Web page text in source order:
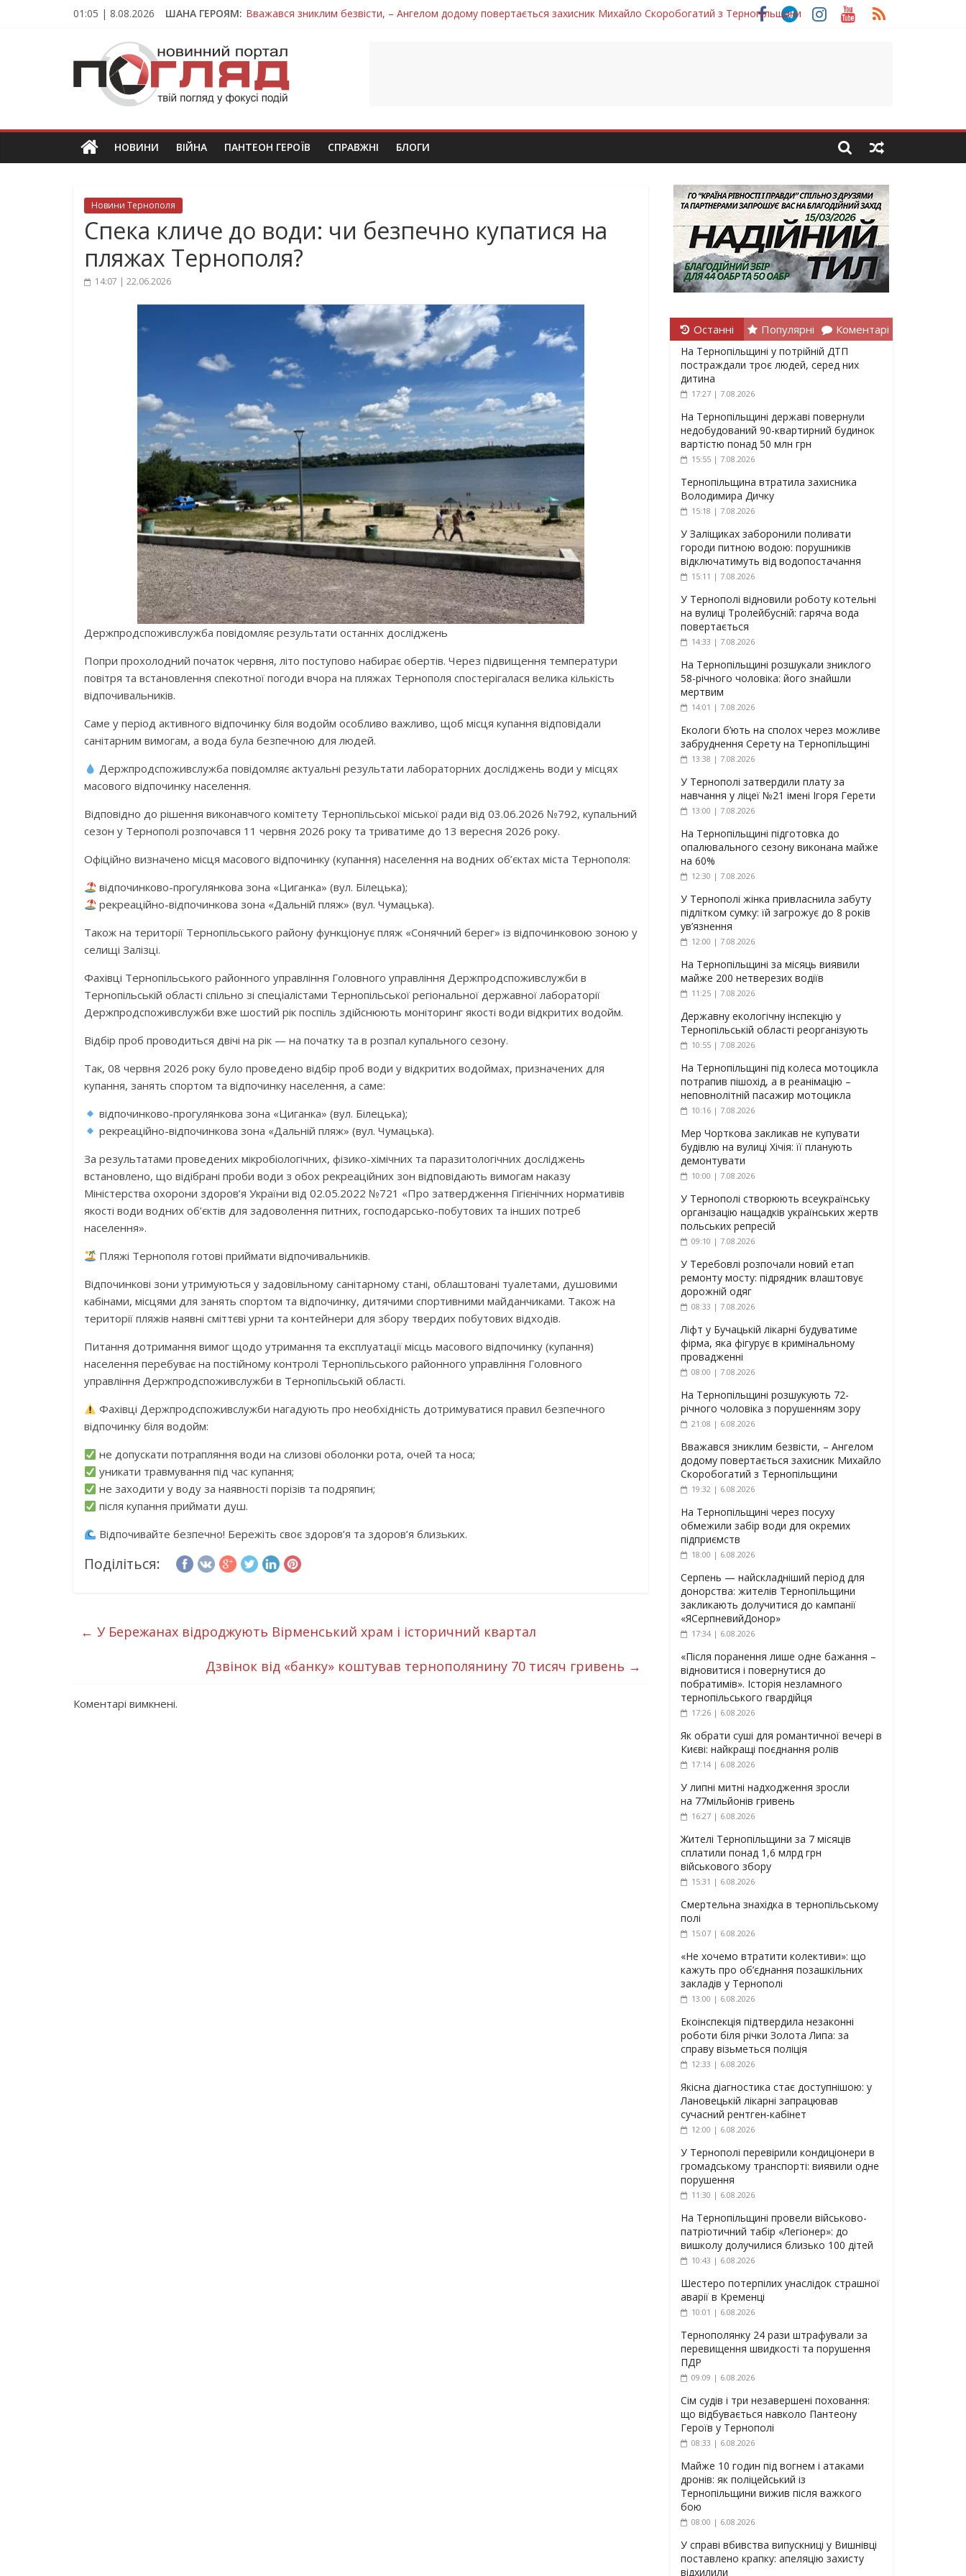
01:05 | 8.08.2026 ШАНА ГЕРОЯМ: Вважався зниклим безвісти, – Ангелом додому повертається захисник Михайло Скоробогатий з Тернопільщини
Тернопільщина втратила захисника Володимира Вельму
Захисник з Тернопільщини Петро Федів повертається до рідного дому «на щиті»
Тернопільщина втратила захисника Володимира Дичку
ПОГЛЯД
Новини
Тернополя.
новини
та
НОВИНИ ВІЙНА ПАНТЕОН ГЕРОЇВ СПРАВЖНІ БЛОГИ
Новини Тернополя
Спека кличе до води: чи безпечно купатися на
пляжах Тернополя?
14:07 | 22.06.2026
Держпродспоживслужба повідомляє результати останніх досліджень
Попри прохолодний початок червня, літо поступово набирає обертів. Через підвищення температури
повітря та встановлення спекотної погоди вчора на пляжах Тернополя спостерігалася велика кількість
відпочивальників.
Саме у період активного відпочинку біля водойм особливо важливо, щоб місця купання відповідали
санітарним вимогам, а вода була безпечною для людей.
Держпродспоживслужба повідомляє актуальні результати лабораторних досліджень води у місцях
масового відпочинку населення.
Відповідно до рішення виконавчого комітету Тернопільської міської ради від 03.06.2026 №792, купальний
сезон у Тернополі розпочався 11 червня 2026 року та триватиме до 13 вересня 2026 року.
Офіційно визначено місця масового відпочинку (купання) населення на водних об’єктах міста Тернополя:
відпочинково-прогулянкова зона «Циганка» (вул. Білецька);
рекреаційно-відпочинкова зона «Дальній пляж» (вул. Чумацька).
Також на території Тернопільського району функціонує пляж «Сонячний берег» із відпочинковою зоною у
селищі Залізці.
Фахівці Тернопільського районного управління Головного управління Держпродспоживслужби в
Тернопільській області спільно зі спеціалістами Тернопільської регіональної державної лабораторії
Держпродспоживслужби вже шостий рік поспіль здійснюють моніторинг якості води відкритих водойм.
Відбір проб проводиться двічі на рік — на початку та в розпал купального сезону.
Так, 08 червня 2026 року було проведено відбір проб води у відкритих водоймах, призначених для
купання, занять спортом та відпочинку населення, а саме:
відпочинково-прогулянкова зона «Циганка» (вул. Білецька);
рекреаційно-відпочинкова зона «Дальній пляж» (вул. Чумацька).
За результатами проведених мікробіологічних, фізико-хімічних та паразитологічних досліджень
встановлено, що відібрані проби води з обох рекреаційних зон відповідають вимогам наказу
Міністерства охорони здоров’я України від 02.05.2022 №721 «Про затвердження Гігієнічних нормативів
якості води водних об’єктів для задоволення питних, господарсько-побутових та інших потреб
населення».
Пляжі Тернополя готові приймати відпочивальників.
Відпочинкові зони утримуються у задовільному санітарному стані, облаштовані туалетами, душовими
кабінами, місцями для занять спортом та відпочинку, дитячими спортивними майданчиками. Також на
території пляжів наявні сміттєві урни та контейнери для збору твердих побутових відходів.
Питання дотримання вимог щодо утримання та експлуатації місць масового відпочинку (купання)
населення перебуває на постійному контролі Тернопільського районного управління Головного
управління Держпродспоживслужби в Тернопільській області.
Фахівці Держпродспоживслужби нагадують про необхідність дотримуватися правил безпечного
відпочинку біля водойм:
не допускати потрапляння води на слизові оболонки рота, очей та носа;
уникати травмування під час купання;
не заходити у воду за наявності порізів та подряпин;
після купання приймати душ.
Відпочивайте безпечно! Бережіть своє здоров’я та здоров’я близьких.
Поділіться:
← У Бережанах відроджують Вірменський храм і історичний квартал
Дзвінок від «банку» коштував тернополянину 70 тисяч гривень →
Коментарі вимкнені.
Останні Популярні Коментарі
На Тернопільщині у потрійній ДТП
постраждали троє людей, серед них
дитина
17:27 | 7.08.2026
На Тернопільщині державі повернули
недобудований 90-квартирний будинок
вартістю понад 50 млн грн
15:55 | 7.08.2026
Тернопільщина втратила захисника
Володимира Дичку
15:18 | 7.08.2026
У Заліщиках заборонили поливати
городи питною водою: порушників
відключатимуть від водопостачання
15:11 | 7.08.2026
У Тернополі відновили роботу котельні
на вулиці Тролейбусній: гаряча вода
повертається
14:33 | 7.08.2026
На Тернопільщині розшукали зниклого
58-річного чоловіка: його знайшли
мертвим
14:01 | 7.08.2026
Екологи б’ють на сполох через можливе
забруднення Серету на Тернопільщині
13:38 | 7.08.2026
У Тернополі затвердили плату за
навчання у ліцеї №21 імені Ігоря Герети
13:00 | 7.08.2026
На Тернопільщині підготовка до
опалювального сезону виконана майже
на 60%
12:30 | 7.08.2026
У Тернополі жінка привласнила забуту
підлітком сумку: їй загрожує до 8 років
ув’язнення
12:00 | 7.08.2026
На Тернопільщині за місяць виявили
майже 200 нетверезих водіїв
11:25 | 7.08.2026
Державну екологічну інспекцію у
Тернопільській області реорганізують
10:55 | 7.08.2026
На Тернопільщині під колеса мотоцикла
потрапив пішохід, а в реанімацію –
неповнолітній пасажир мотоцикла
10:16 | 7.08.2026
Мер Чорткова закликав не купувати
будівлю на вулиці Хічія: її планують
демонтувати
10:00 | 7.08.2026
У Тернополі створюють всеукраїнську
організацію нащадків українських жертв
польських репресій
09:10 | 7.08.2026
У Теребовлі розпочали новий етап
ремонту мосту: підрядник влаштовує
дорожній одяг
08:33 | 7.08.2026
Ліфт у Бучацькій лікарні будуватиме
фірма, яка фігурує в кримінальному
провадженні
08:00 | 7.08.2026
На Тернопільщині розшукують 72-
річного чоловіка з порушенням зору
21:08 | 6.08.2026
Вважався зниклим безвісти, – Ангелом
додому повертається захисник Михайло
Скоробогатий з Тернопільщини
19:32 | 6.08.2026
На Тернопільщині через посуху
обмежили забір води для окремих
підприємств
18:00 | 6.08.2026
Серпень — найскладніший період для
донорства: жителів Тернопільщини
закликають долучитися до кампанії
«ЯСерпневийДонор»
17:34 | 6.08.2026
«Після поранення лише одне бажання –
відновитися і повернутися до
побратимів». Історія незламного
тернопільського гвардійця
17:26 | 6.08.2026
Як обрати суші для романтичної вечері в
Києві: найкращі поєднання ролів
17:14 | 6.08.2026
У липні митні надходження зросли
на 77мільйонів гривень
16:27 | 6.08.2026
Жителі Тернопільщини за 7 місяців
сплатили понад 1,6 млрд грн
військового збору
15:31 | 6.08.2026
Смертельна знахідка в тернопільському
полі
15:07 | 6.08.2026
«Не хочемо втратити колективи»: що
кажуть про об’єднання позашкільних
закладів у Тернополі
13:00 | 6.08.2026
Екоінспекція підтвердила незаконні
роботи біля річки Золота Липа: за
справу візьметься поліція
12:33 | 6.08.2026
Якісна діагностика стає доступнішою: у
Лановецькій лікарні запрацював
сучасний рентген-кабінет
12:00 | 6.08.2026
У Тернополі перевірили кондиціонери в
громадському транспорті: виявили одне
порушення
11:30 | 6.08.2026
На Тернопільщині провели військово-
патріотичний табір «Легіонер»: до
вишколу долучилися близько 100 дітей
10:43 | 6.08.2026
Шестеро потерпілих унаслідок страшної
аварії в Кременці
10:01 | 6.08.2026
Тернополянку 24 рази штрафували за
перевищення швидкості та порушення
ПДР
09:09 | 6.08.2026
Сім судів і три незавершені поховання:
що відбувається навколо Пантеону
Героїв у Тернополі
08:33 | 6.08.2026
Майже 10 годин під вогнем і атаками
дронів: як поліцейський із
Тернопільщини вижив після важкого
бою
08:00 | 6.08.2026
У справі вбивства випускниці у Вишнівці
поставлено крапку: апеляцію захисту
відхилили